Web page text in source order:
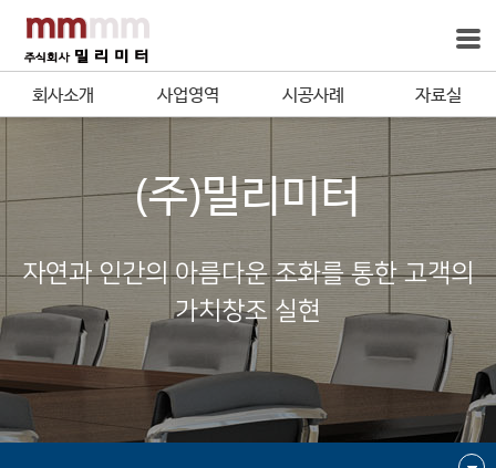
회사소개 사업영역 시공사례 자료실
(주)밀리미터
자연과 인간의 아름다운 조화를 통한 고객의
가치창조 실현